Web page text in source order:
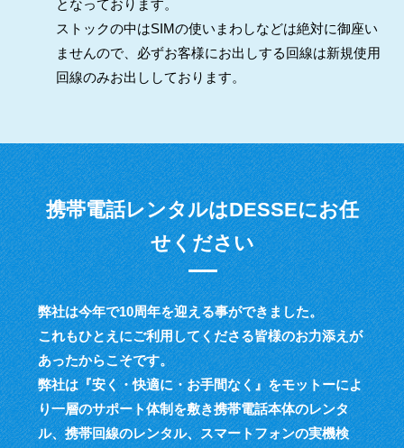
となっております。
ストックの中はSIMの使いまわしなどは絶対に御座い
ませんので、必ずお客様にお出しする回線は新規使用
回線のみお出ししております。
携帯電話レンタルはDESSEにお任
せください
弊社は今年で10周年を迎える事ができました。
これもひとえにご利用してくださる皆様のお力添えが
あったからこそです。
弊社は『安く・快適に・お手間なく』をモットーによ
り一層のサポート体制を敷き携帯電話本体のレンタ
ル、携帯回線のレンタル、スマートフォンの実機検